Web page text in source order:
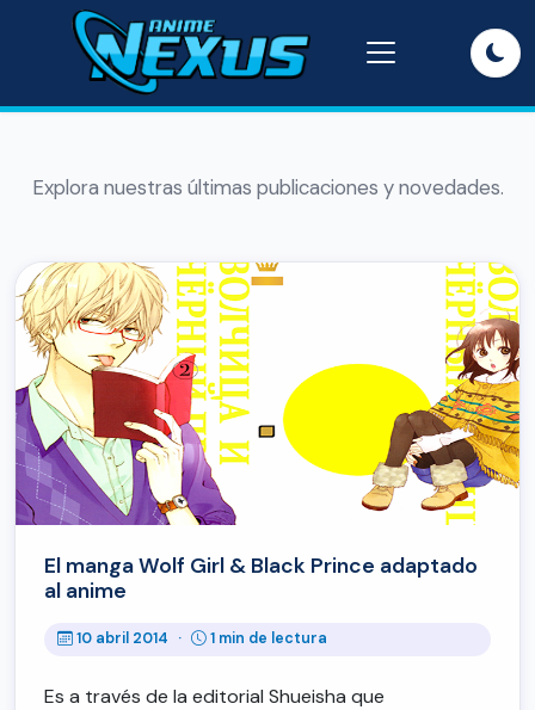
Explora nuestras últimas publicaciones y novedades.
El manga Wolf Girl & Black Prince adaptado
al anime
10 abril 2014 · 1 min de lectura
Es a través de la editorial Shueisha que